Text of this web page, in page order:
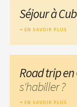
Séjour à
EN SAVOIR PLUS
Road trip
s'habiller ?
EN SAVOIR PLUS